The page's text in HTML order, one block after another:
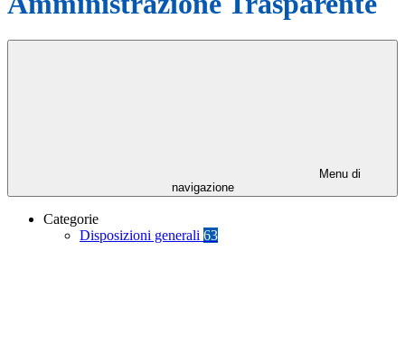
Menu di
navigazione
Categorie
Disposizioni generali 63